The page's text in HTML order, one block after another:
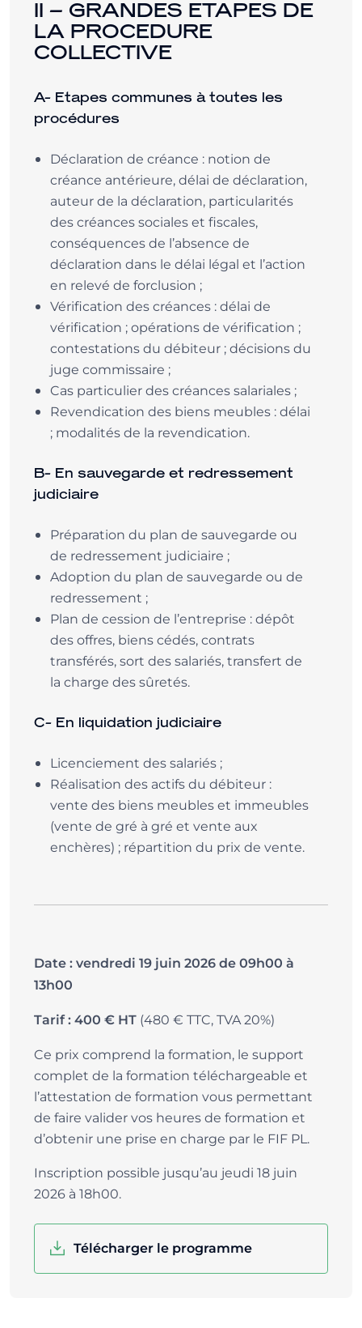
II – GRANDES ETAPES DE
LA PROCEDURE
COLLECTIVE
A- Etapes communes à toutes les
procédures
Déclaration de créance : notion de
créance antérieure, délai de déclaration,
auteur de la déclaration, particularités
des créances sociales et fiscales,
conséquences de l’absence de
déclaration dans le délai légal et l’action
en relevé de forclusion ;
Vérification des créances : délai de
vérification ; opérations de vérification ;
contestations du débiteur ; décisions du
juge commissaire ;
Cas particulier des créances salariales ;
Revendication des biens meubles : délai
; modalités de la revendication.
B- En sauvegarde et redressement
judiciaire
Préparation du plan de sauvegarde ou
de redressement judiciaire ;
Adoption du plan de sauvegarde ou de
redressement ;
Plan de cession de l’entreprise : dépôt
des offres, biens cédés, contrats
transférés, sort des salariés, transfert de
la charge des sûretés.
C- En liquidation judiciaire
Licenciement des salariés ;
Réalisation des actifs du débiteur :
vente des biens meubles et immeubles
(vente de gré à gré et vente aux
enchères) ; répartition du prix de vente.
Date : vendredi 19 juin 2026 de 09h00 à
13h00
Tarif : 400 € HT (480 € TTC, TVA 20%)
Ce prix comprend la formation, le support
complet de la formation téléchargeable et
l’attestation de formation vous permettant
de faire valider vos heures de formation et
d’obtenir une prise en charge par le FIF PL.
Inscription possible jusqu’au jeudi 18 juin
2026 à 18h00.
Télécharger le programme